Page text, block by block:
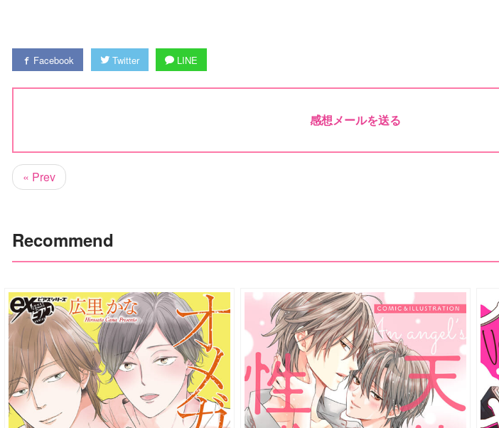
Facebook Twitter LINE
感想メールを送る
« Prev
Recommend